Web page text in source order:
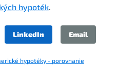
hypoték.
LinkedIn Email
hypotéky - porovnanie